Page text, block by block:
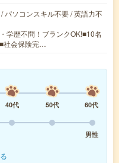
パソコンスキル不要 / 英語力不
学歴不問！ブランクOK!■10名
社会保険完…
40代 50代
60代
男性